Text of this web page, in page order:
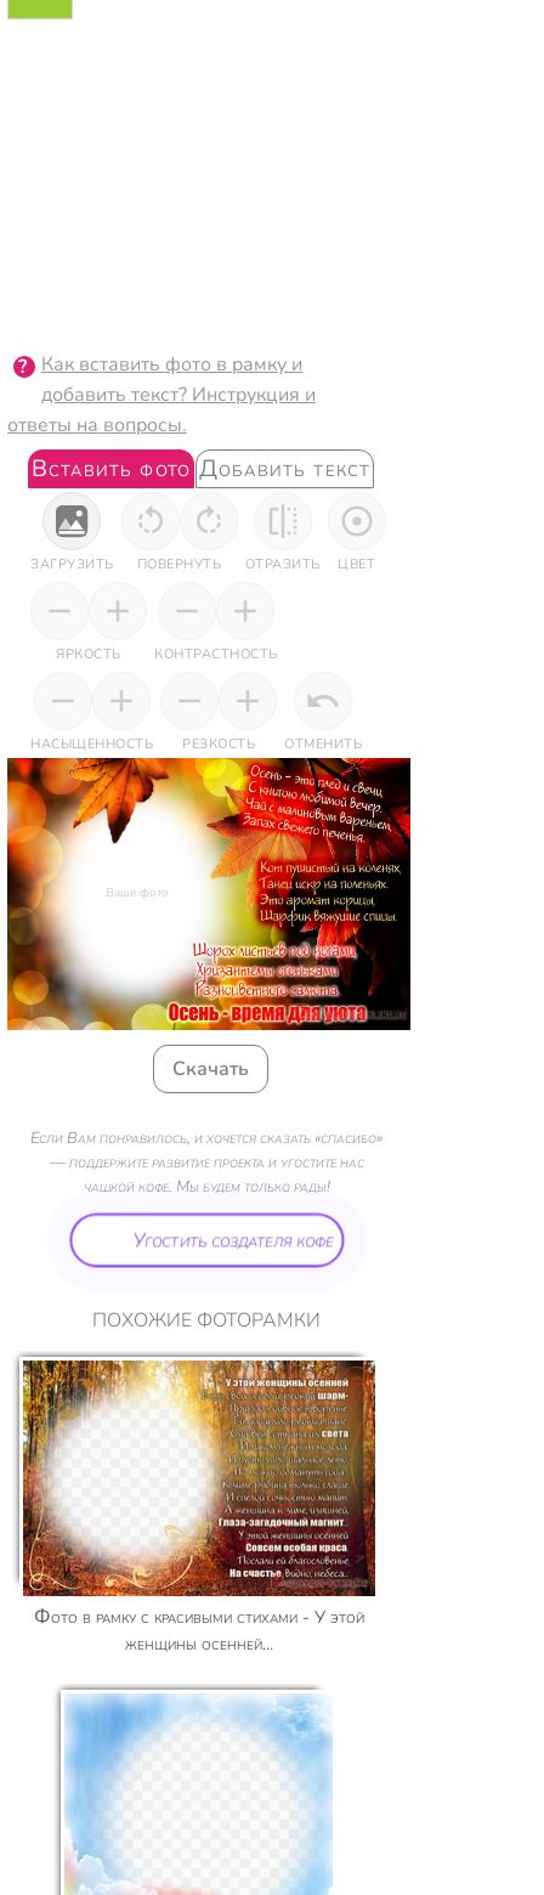
Как вставить фото в рамку и
добавить текст? Инструкция и
ответы на вопросы.
Вставить фото Добавить текст
ЗАГРУЗИТЬ ПОВЕРНУТЬ ОТРАЗИТЬ ЦВЕТ
ЯРКОСТЬ КОНТРАСТНОСТЬ
НАСЫЩЕННОСТЬ РЕЗКОСТЬ ОТМЕНИТЬ
Ваше фото
Скачать
Если Вам понравилось, и хочется сказать «спасибо»
— поддержите развитие проекта и угостите нас
чашкой кофе. Мы будем только рады!
Угостить создателя кофе
ПОХОЖИЕ ФОТОРАМКИ
Фото в рамку с красивыми стихами - У этой
женщины осенней...